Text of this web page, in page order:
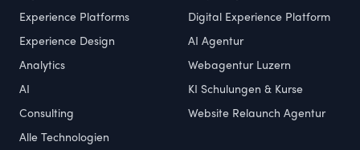
Experience Platforms
Experience Design
Analytics
AI
Consulting
Alle Technologien
Digital Experience Platform
AI Agentur
Webagentur Luzern
KI Schulungen & Kurse
Website Relaunch Agentur